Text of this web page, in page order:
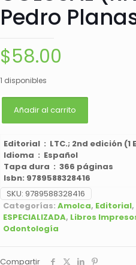
Pedro
$58.00
1 disponibles
Añadir al carrito
Editorial ‏ : ‎ LTC.; 2nd edición (1
Idioma ‏ : ‎ Español
Tapa dura ‏ : ‎ 366 páginas
Isbn: 9789588328416
SKU: 9789588328416
Categorías: Amolca, Editorial,
ESPECIALIZADA, Libros
Odontología
Compartir